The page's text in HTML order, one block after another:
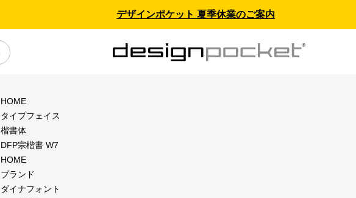
デザインポケット 夏季休業のご案内
HOME
タイプフェイス
楷書体
DFP宗楷書 W7
HOME
ブランド
ダイナフォント